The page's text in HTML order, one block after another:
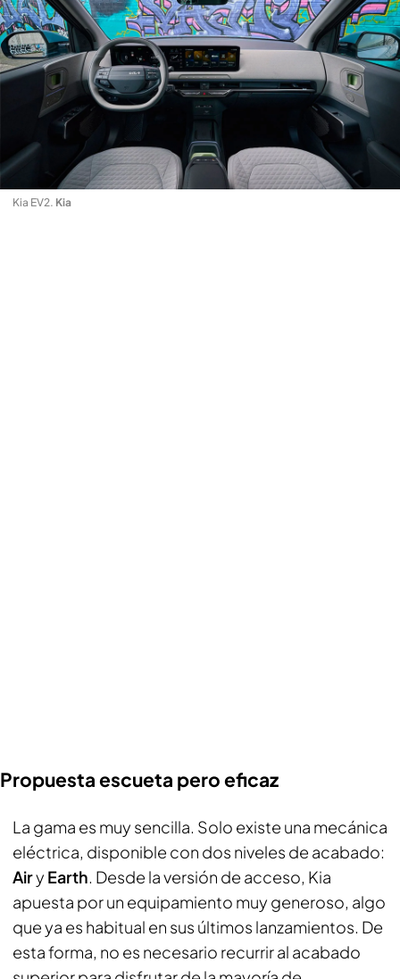
Kia EV2. Kia
Propuesta escueta pero eficaz
La gama es muy sencilla. Solo existe una mecánica
eléctrica, disponible con dos niveles de acabado:
Airy Earth. Desde la versión de acceso, Kia
apuesta por un equipamiento muy generoso, algo
que ya es habitual en sus últimos lanzamientos. De
esta forma, no es necesario recurrir al acabado